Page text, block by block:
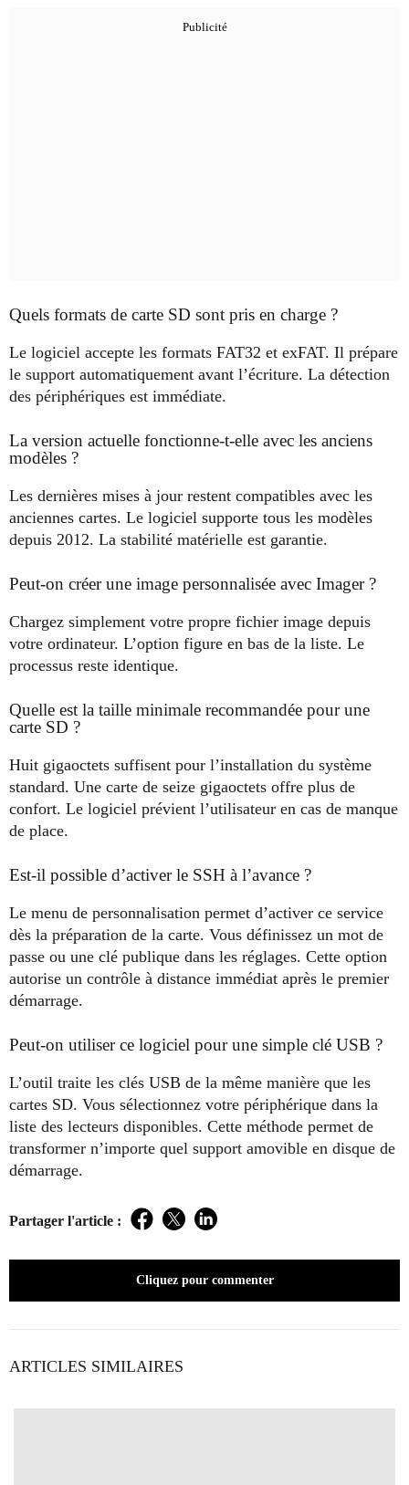
Quels formats de carte SD sont pris en charge ?
Le logiciel accepte les formats FAT32 et exFAT. Il prépare
le support automatiquement avant l’écriture. La détection
des périphériques est immédiate.
La version actuelle fonctionne-t-elle avec les anciens
modèles ?
Les dernières mises à jour restent compatibles avec les
anciennes cartes. Le logiciel supporte tous les modèles
depuis 2012. La stabilité matérielle est garantie.
Peut-on créer une image personnalisée avec Imager ?
Chargez simplement votre propre fichier image depuis
votre ordinateur. L’option figure en bas de la liste. Le
processus reste identique.
Quelle est la taille minimale recommandée pour une
carte SD ?
Huit gigaoctets suffisent pour l’installation du système
standard. Une carte de seize gigaoctets offre plus de
confort. Le logiciel prévient l’utilisateur en cas de manque
de place.
Est-il possible d’activer le SSH à l’avance ?
Le menu de personnalisation permet d’activer ce service
dès la préparation de la carte. Vous définissez un mot de
passe ou une clé publique dans les réglages. Cette option
autorise un contrôle à distance immédiat après le premier
démarrage.
Peut-on utiliser ce logiciel pour une simple clé USB ?
L’outil traite les clés USB de la même manière que les
cartes SD. Vous sélectionnez votre périphérique dans la
liste des lecteurs disponibles. Cette méthode permet de
transformer n’importe quel support amovible en disque de
démarrage.
Partager l'article : Facebook
TwitterLinkedIn
Cliquez pour commenter
ARTICLES SIMILAIRES